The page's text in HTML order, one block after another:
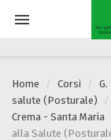

Home Corsi
salute (Posturale)
Crema - Santa Maria
alla Salute